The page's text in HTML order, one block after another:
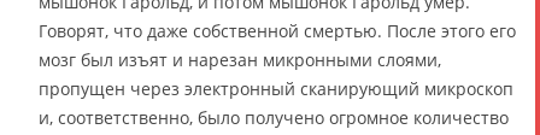
Говорят, что даже собственной смертью. После этого его
мозг был изъят и нарезан микронными слоями,
пропущен через электронный сканирующий микроскоп
и, соответственно, было получено огромное количество